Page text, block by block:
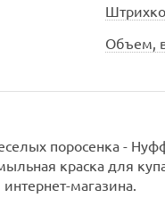
Объем,
поросенка -
краска для
магазина.